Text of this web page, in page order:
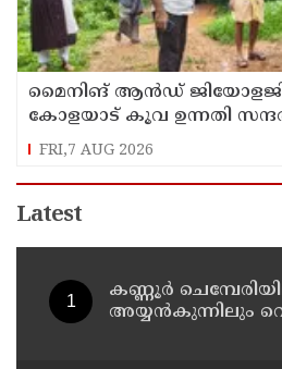
മൈനിങ് ആൻഡ്​ ജിയോളജി
കോളയാട് കൂവ ഉന്നതി
FRI,7 AUG 2026
Latest
കണ്ണൂർ
അയ്യൻകുന്നിലും